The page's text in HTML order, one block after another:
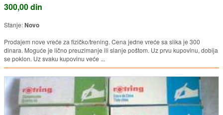
300,00 din
Stanje:Novo
Prodajem nove vreće za fizičko/trening. Cena jedne vreće sa slika je 300
dinara. Moguće je lično preuzimanje ili slanje poštom. Uz prvu kupovinu, dobija
se poklon. Uz svaku kupovinu veće ...